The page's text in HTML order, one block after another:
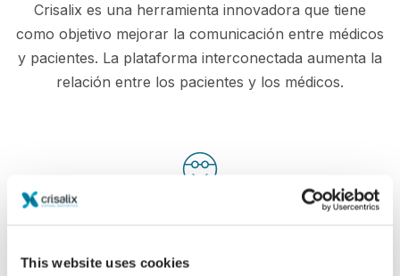
This website uses cookies
Crisalix es una herramienta innovadora que tiene
como objetivo mejorar la comunicación entre médicos
y pacientes. La plataforma interconectada aumenta la
relación entre los pacientes y los médicos.
los posibles resultados de determinados